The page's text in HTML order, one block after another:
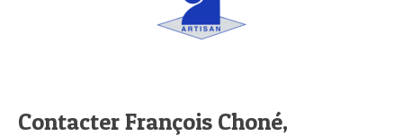
Contacter François Choné,